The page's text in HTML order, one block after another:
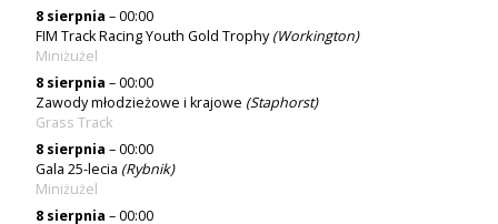
8 sierpnia – 00:00
FIM Track Racing Youth Gold Trophy(Workington)
Miniżużel
8 sierpnia – 00:00
Zawody młodzieżowe i krajowe (Staphorst)
Grass Track
8 sierpnia – 00:00
Gala 25-lecia (Rybnik)
Miniżużel
8 sierpnia – 00:00